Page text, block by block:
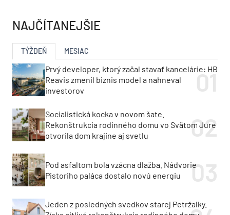
NAJČÍTANEJŠIE
TÝŽDEŇ MESIAC
Prvý developer, ktorý začal stavať kancelárie: HB
Reavis zmenil biznis model a nahneval
investorov
Socialistická kocka v novom šate.
Rekonštrukcia rodinného domu vo Svätom Jure
otvorila dom krajine aj svetlu
Pod asfaltom bola vzácna dlažba. Nádvorie
Pistoriho paláca dostalo novú energiu
Jeden z posledných svedkov starej Petržalky.